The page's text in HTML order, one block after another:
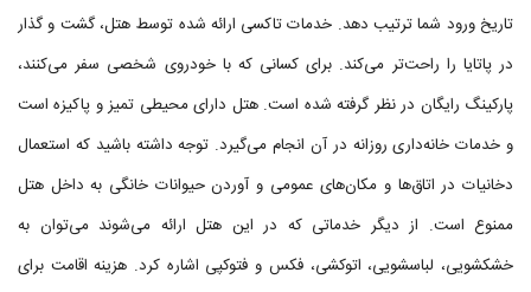
تاریخ ورود شما ترتیب دهد. خدمات تاکسی ارائه شده توسط هتل، گشت و گذار
در پاتایا را راحت‌تر می‌کند. برای کسانی که با خودروی شخصی سفر می‌کنند،
پارکینگ رایگان در نظر گرفته شده است. هتل دارای محیطی تمیز و پاکیزه است
و خدمات خانه‌داری روزانه در آن انجام می‌گیرد. توجه داشته باشید که استعمال
دخانیات در اتاق‌ها و مکان‌های عمومی و آوردن حیوانات خانگی به داخل هتل
ممنوع است. از دیگر خدماتی که در این هتل ارائه می‌شوند می‌توان به
خشکشویی، لباسشویی، اتوکشی، فکس و فتوکپی اشاره کرد. هزینه اقامت برای